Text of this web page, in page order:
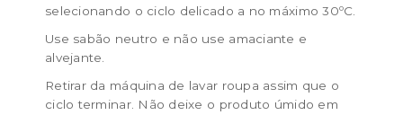
selecionando o ciclo delicado a no máximo 30ºC.
Use sabão neutro e não use amaciante e
alvejante.
Retirar da máquina de lavar roupa assim que o
ciclo terminar. Não deixe o produto úmido em